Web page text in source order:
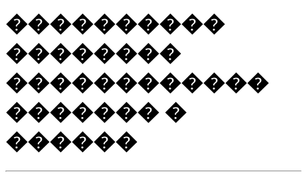
����������
��������
������������
������� �
������